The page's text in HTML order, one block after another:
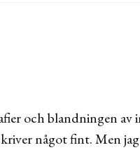
och blandningen av
något fint. Men